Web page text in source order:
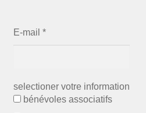
E-mail *
selectioner votre information
bénévoles associatifs